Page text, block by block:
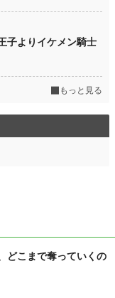
子よりイケメン騎士
もっと見る
どこまで奪っていくの